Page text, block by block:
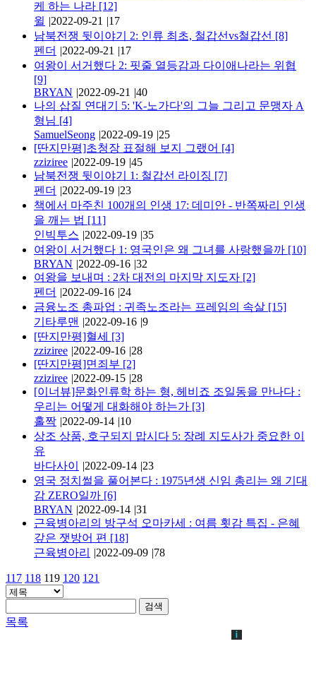
케 하는 나라 [12]
윌 |2022-09-21 |17
남북전쟁 뒷이야기 2: 인류 최초, 철갑선vs철갑선 [8]
펜더 |2022-09-21 |17
여왕이 서거했다 2: 핏줄 열등감과 다이애나라는 위협
[9]
BRYAN |2022-09-21 |40
나의 삽질 연대기 5: 'K-노가다'의 그늘 그리고 문맹자 A
형님 [4]
SamuelSeong |2022-09-19 |25
[딴지만평]초청장 표절해 보지 그랬어 [4]
zziziree |2022-09-19 |45
남북전쟁 뒷이야기 1: 철갑선 라이징 [7]
펜더 |2022-09-19 |23
책에서 마주친 100개의 인생 17: 데미안 - 반쪽짜리 인생
을 깨는 법 [11]
인빅투스 |2022-09-19 |35
여왕이 서거했다 1: 영국인은 왜 그녀를 사랑했을까 [10]
BRYAN |2022-09-16 |32
여왕을 보내며 : 2차 대전의 마지막 지도자 [2]
펜더 |2022-09-16 |24
금융노조 총파업 : 귀족노조라는 프레임의 속살 [15]
기타루맨 |2022-09-16 |9
[딴지만평]혈세 [3]
zziziree |2022-09-16 |28
[딴지만평]면죄부 [2]
zziziree |2022-09-15 |28
[이너뷰]문화인류학 하는 형, 헤비죠 조일동을 만나다 :
우리는 어떻게 대화해야 하는가 [3]
홀짝 |2022-09-14 |10
상조 상품, 호구되지 맙시다 5: 장례 지도사가 중요한 이
유
바다사이
|2022-09-14 |23
영국 정치썰을 풀어본다 : 1975년생 신임 총리는 왜 기대
감 ZERO일까 [6]
BRYAN |2022-09-14 |31
근육병아리의 방구석 오마카세 : 여름 횟감 특집 - 은혜
갚은 잿방어 편 [18]
근육병아리
|2022-09-09 |78
117 118 119 120 121
검색
목록